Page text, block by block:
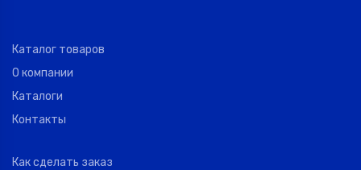
Каталог товаров
О компании
Каталоги
Контакты
Как сделать заказ